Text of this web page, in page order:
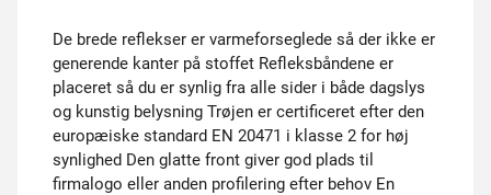
De brede reflekser er varmeforseglede så der ikke er
generende kanter på stoffet Refleksbåndene er
placeret så du er synlig fra alle sider i både dagslys
og kunstig belysning Trøjen er certificeret efter den
europæiske standard EN 20471 i klasse 2 for høj
synlighed Den glatte front giver god plads til
firmalogo eller anden profilering efter behov En